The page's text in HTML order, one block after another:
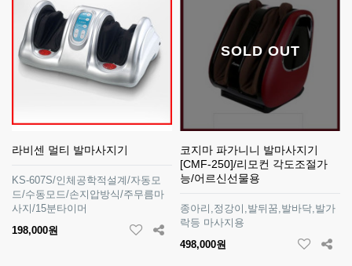
라비센 멀티 발마사지기
KS-607S/인체공학적설계/자동모
드/수동모드/손지압방식/주무름마
사지/15분타이머
198,000원
SOLD OUT
코지마 파가니니 발마사지기
[CMF-250]/리모컨 각도조절가
능/어르신선물용
종아리,정강이,발뒤꿈,발바닥,발가
락등 마사지용
498,000원